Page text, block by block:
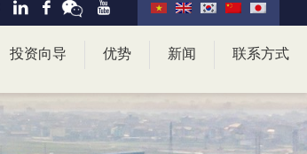
投资向导 优势 新闻 联系方式